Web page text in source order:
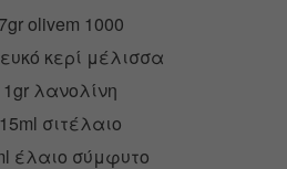
7gr olivem 1000
κερί μέλισσα
1gr λανολίνη
15ml σιτέλαιο
έλαιο σύμφυτο